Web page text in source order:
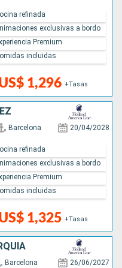
1,296 +Tasas
refinada
exclusivas a bordo
Premium
incluidas
Barcelona 20/04/2028
1,325 +Tasas
refinada
exclusivas a bordo
Premium
incluidas
Barcelona 26/06/2027